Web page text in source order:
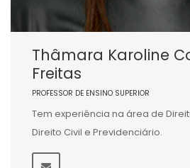
Thâmara Karoline
Freitas
PROFESSOR DE ENSINO SUPERIOR
Tem experiência na área de
Direito Civil e Previdenciário.